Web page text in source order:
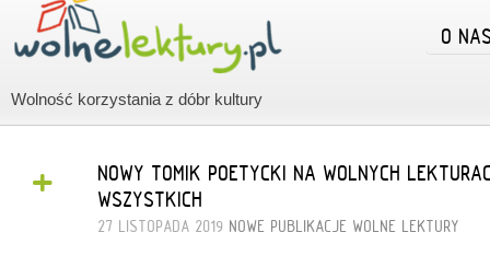
Wolność korzystania z dóbr kultury
O
+
NOWY TOMIK POETYCKI NA WOLNYCH
WSZYSTKICH”
27 LISTOPADA 2019 NOWE PUBLIKACJE WOLNE LEKTURY